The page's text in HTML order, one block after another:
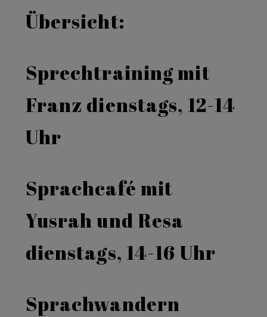
Übersicht:
Sprechtraining mit
Franz dienstags, 12-14
Uhr
Sprachcafé mit
Yusrah und Resa
dienstags, 14-16 Uhr
Sprachwandern